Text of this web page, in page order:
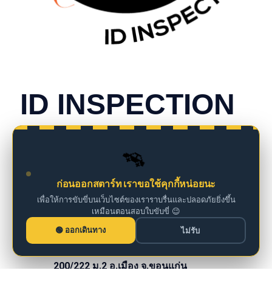
🚗
ก่อนออกสตาร์ท เราขอใช้คุกกี้หน่อยนะ
เพื่อให้การขับขี่บนเว็บไซต์ของเราราบรื่นและปลอดภัยยิ่งขึ้น
เหมือนตอนสอบใบขับขี่ 😉
ออกเดินทาง
ไม่รับ
ID INSPECTION
iddm@iddrives.co.th
200/222 ม.2 อ.เมือง จ.ขอนแก่น